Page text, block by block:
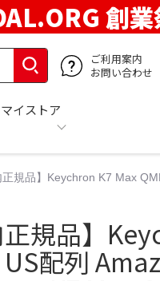
創
ご利用案内
お問い合わせ
マイストア
規品】Keychron K7 Max
正規品】
配列